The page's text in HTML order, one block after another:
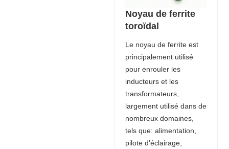
Noyau de ferrite
toroïdal
Le noyau de ferrite est
principalement utilisé
pour enrouler les
inducteurs et les
transformateurs,
largement utilisé dans de
nombreux domaines,
tels que: alimentation,
pilote d'éclairage,